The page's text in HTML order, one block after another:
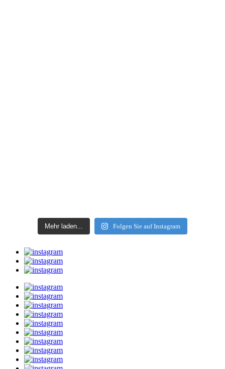
Mehr laden... Folgen Sie auf Instagram